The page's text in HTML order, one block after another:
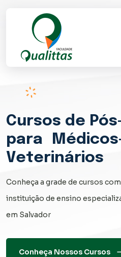
Cursos de
para
Veterinários
Conheça a grade de cursos
instituição de ensino
em Salvador
Conheça Nossos Cursos